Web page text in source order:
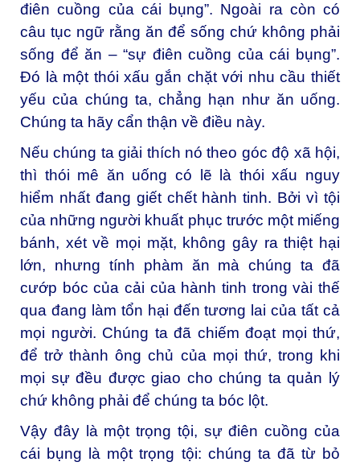
điên cuồng của cái bụng”. Ngoài ra còn có
câu tục ngữ rằng ăn để sống chứ không phải
sống để ăn – “sự điên cuồng của cái bụng”.
Đó là một thói xấu gắn chặt với nhu cầu thiết
yếu của chúng ta, chẳng hạn như ăn uống.
Chúng ta hãy cẩn thận về điều này.
Nếu chúng ta giải thích nó theo góc độ xã hội,
thì thói mê ăn uống có lẽ là thói xấu nguy
hiểm nhất đang giết chết hành tinh. Bởi vì tội
của những người khuất phục trước một miếng
bánh, xét về mọi mặt, không gây ra thiệt hại
lớn, nhưng tính phàm ăn mà chúng ta đã
cướp bóc của cải của hành tinh trong vài thế
qua đang làm tổn hại đến tương lai của tất cả
mọi người. Chúng ta đã chiếm đoạt mọi thứ,
để trở thành ông chủ của mọi thứ, trong khi
mọi sự đều được giao cho chúng ta quản lý
chứ không phải để chúng ta bóc lột.
Vậy đây là một trọng tội, sự điên cuồng của
cái bụng là một trọng tội: chúng ta đã từ bỏ